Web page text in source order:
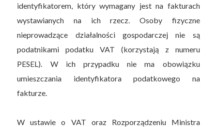
identyfikatorem, który wymagany jest na fakturach
wystawianych na ich rzecz. Osoby fizyczne
nieprowadzące działalności gospodarczej nie są
podatnikami podatku VAT (korzystają z numeru
PESEL). W ich przypadku nie ma obowiązku
umieszczania identyfikatora podatkowego na
fakturze.
W ustawie o VAT oraz Rozporządzeniu Ministra